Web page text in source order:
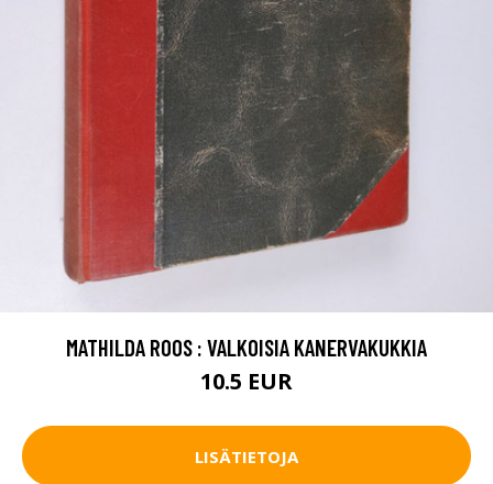
MATHILDA ROOS : VALKOISIA KANERVAKUKKIA
10.5 EUR
LISÄTIETOJA